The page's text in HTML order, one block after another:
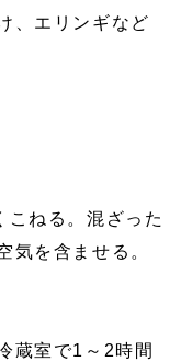
、エリンギなど
こねる。混ざった
気を含ませる。
蔵室で1～2時間